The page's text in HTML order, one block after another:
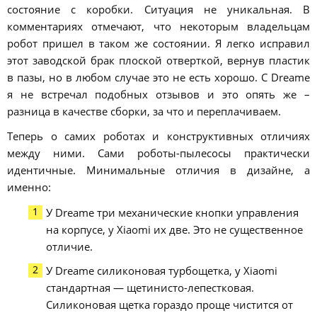
состояние с коробки. Ситуация не уникальная. В
комментариях отмечают, что некоторым владельцам
робот пришел в таком же состоянии. Я легко исправил
этот заводской брак плоской отверткой, вернув пластик
в пазы, но в любом случае это не есть хорошо. С Dreame
я не встречал подобных отзывов и это опять же –
разница в качестве сборки, за что и переплачиваем.
Теперь о самих роботах и конструктивных отличиях
между ними. Сами роботы-пылесосы практически
идентичные. Минимальные отличия в дизайне, а
именно:
У Dreame три механические кнопки управления
на корпусе, у Xiaomi их две. Это не существенное
отличие.
У Dreame силиконовая турбощетка, у Xiaomi
стандартная — щетинисто-лепестковая.
Силиконовая щетка гораздо проще чистится от